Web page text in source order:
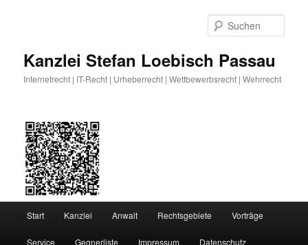
Kanzlei Stefan Loebisch Passau
Internetrecht | IT-Recht | Urheberrecht | Wettbewerbsrecht | Wehrrecht
Start Kanzlei Anwalt Rechtsgebiete Vorträge
Service Gegnerliste Impressum Datenschutz